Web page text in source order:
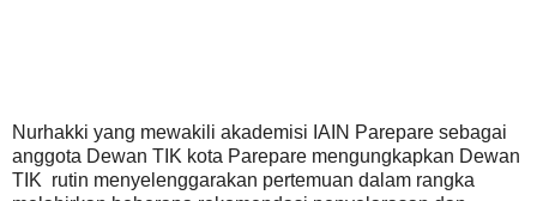
Nurhakki yang mewakili akademisi IAIN Parepare sebagai
anggota Dewan TIK kota Parepare mengungkapkan Dewan
TIK rutin menyelenggarakan pertemuan dalam rangka